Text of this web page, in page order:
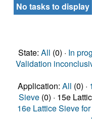
No tasks to display
State: All (0) · In
Validation
Application: All (0) ·
Sieve (0) · 15e
16e Lattice Sieve